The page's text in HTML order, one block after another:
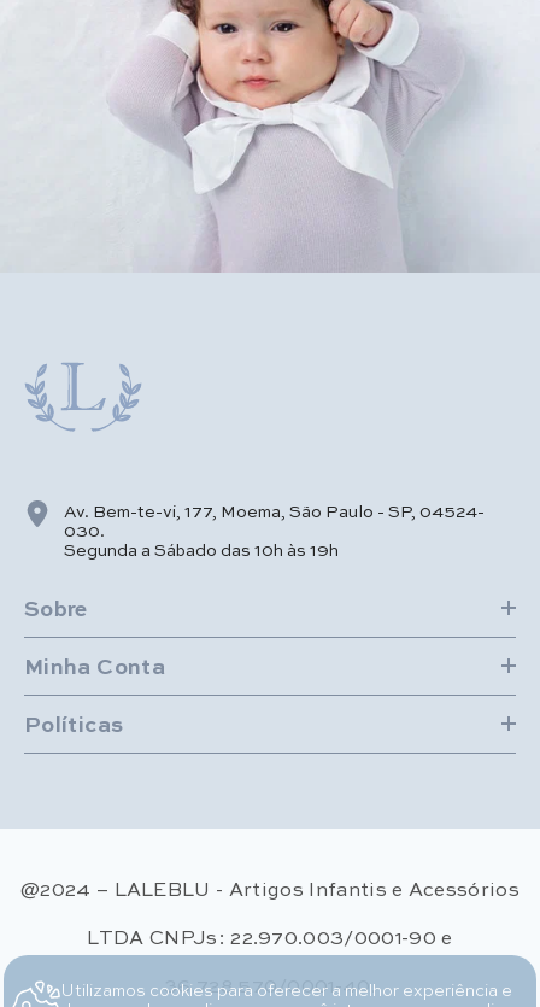
Av. Bem-te-vi, 177, Moema, São Paulo - SP, 04524-
030.
Segunda a Sábado das 10h às 19h
Sobre
Minha Conta
Políticas
@2024 – LALEBLU - Artigos Infantis e Acessórios
LTDA CNPJs: 22.970.003/0001-90 e
36.728.570/0001-40.
Utilizamos cookies para oferecer a melhor experiência e